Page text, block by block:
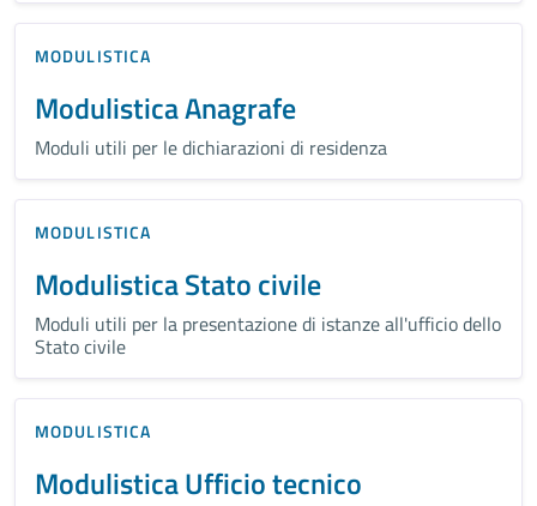
MODULISTICA
Modulistica Anagrafe
Moduli utili per le dichiarazioni di residenza
MODULISTICA
Modulistica Stato civile
Moduli utili per la presentazione di istanze all'ufficio dello
Stato civile
MODULISTICA
Modulistica Ufficio tecnico